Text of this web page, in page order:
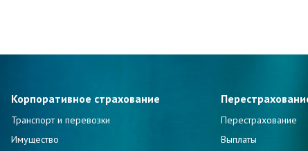
Корпоративное страхование
Транспорт и перевозки
Имущество
Перестрахование
Выплаты